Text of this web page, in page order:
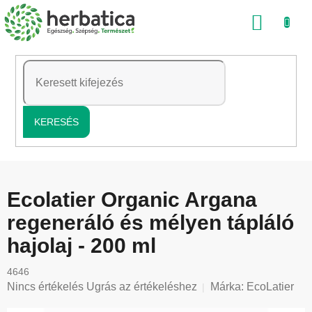
Ugrás
a
tartalomhoz
KERESÉS
Ecolatier Organic Argana
regeneráló és mélyen tápláló
hajolaj - 200 ml
4646
A
Nincs értékelés Ugrás az értékeléshez Márka: EcoLatier